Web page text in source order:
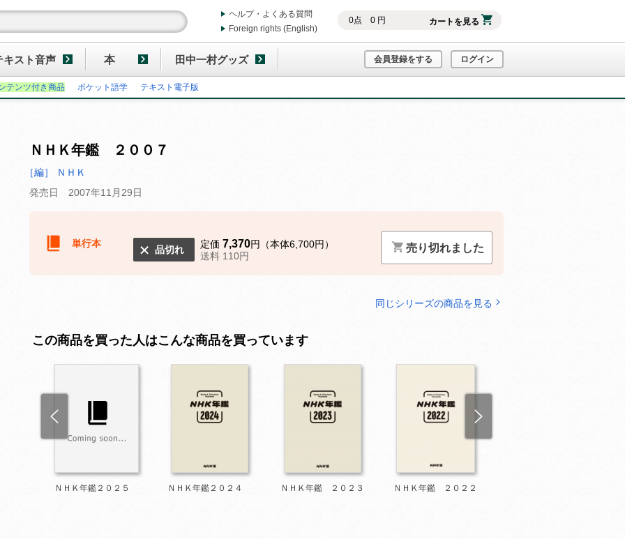
0点 0円 カートを見る
ヘルプ・よくある質問
Foreign rights (English)
キスト音声 本 田中一村グッズ 会員登録をする ログイン
テンツ付き商品 ポケット語学 テキスト電子版
ＮＨＫ年鑑 ２００７
［編］ ＮＨＫ
発売日 2007年11月29日
単行本
品切れ 定価 7,370円（本体6,700円）
送料 110円
売り切れました
同じシリーズの商品を見る
この商品を買った人はこんな商品を買っています
ＮＨＫ年鑑２０２５ ＮＨＫ年鑑２０２４ ＮＨＫ年鑑 ２０２３ ＮＨＫ年鑑 ２０２２